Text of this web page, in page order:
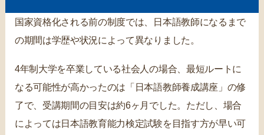
国家資格化される前の制度では、日本語教師になるまで
の期間は学歴や状況によって異なりました。
4年制大学を卒業している社会人の場合、最短ルートに
なる可能性が高かったのは「日本語教師養成講座」の修
了で、受講期間の目安は約6ヶ月でした。ただし、場合
によっては日本語教育能力検定試験を目指す方が早い可